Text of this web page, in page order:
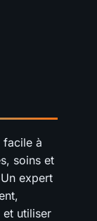
facile à
soins et
expert
utiliser